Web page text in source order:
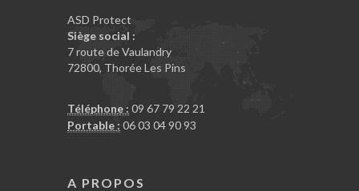
ASD Protect
Siège social :
7 route de Vaulandry
72800, Thorée Les Pins
Téléphone : 09 67 79 22 21
Portable : 06 03 04 90 93
A PROPOS